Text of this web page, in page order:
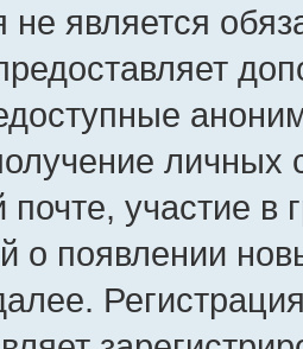
не является
почте, участие в
о появлении